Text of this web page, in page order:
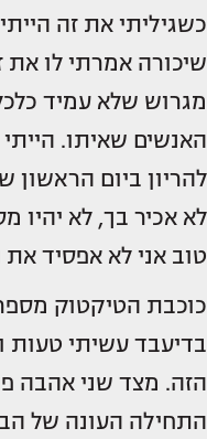
כשגיליתי את זה
שיכורה אמרתי לו את
מגרוש שלא עמיד
האנשים שאיתו.
להריון ביום הראשון
לא אכיר בך, לא יהיו
טוב אני לא אפסיד
כוכבת הטיקטוק
בדיעבד עשיתי טעות
הזה. מצד שני אהבה
התחילה העונה של